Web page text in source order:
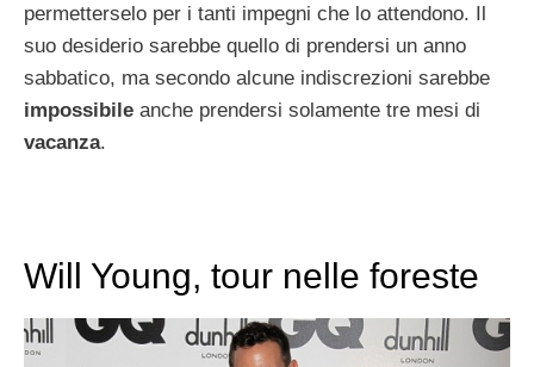
permetterselo per i tanti impegni che lo attendono. Il
suo desiderio sarebbe quello di prendersi un anno
sabbatico, ma secondo alcune indiscrezioni sarebbe
impossibile anche prendersi solamente tre mesi di
vacanza.
Will Young, tour nelle foreste